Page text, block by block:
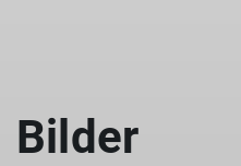
Bilder